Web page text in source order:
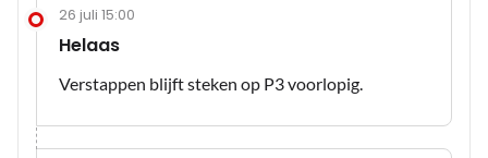
26 juli 15:00
Helaas
Verstappen blijft steken op P3 voorlopig.